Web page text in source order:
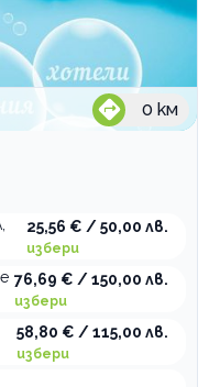
0 км
25,56 € / 50,00 лв.
избери
76,69 € / 150,00 лв.
избери
58,80 € / 115,00 лв.
избери